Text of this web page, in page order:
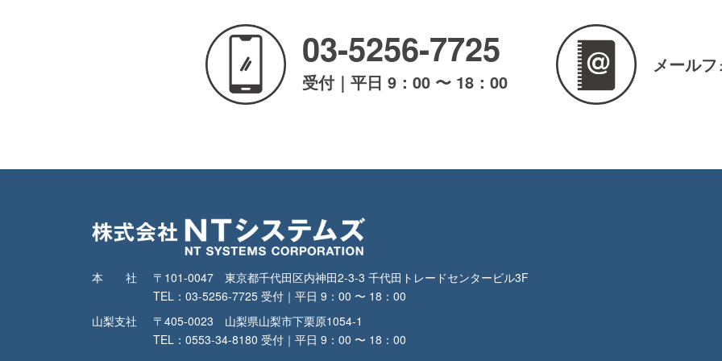
03-5256-7725
受付｜平日 9：00 〜 18：00
メール
本社
〒101-0047 東京都千代田区内神田2-3-3 千代田トレードセンタービル3F
TEL：03-5256-7725 受付｜平日 9：00 〜 18：00
山梨支社
〒405-0023 山梨県山梨市下栗原1054-1
TEL：0553-34-8180 受付｜平日 9：00 〜 18：00